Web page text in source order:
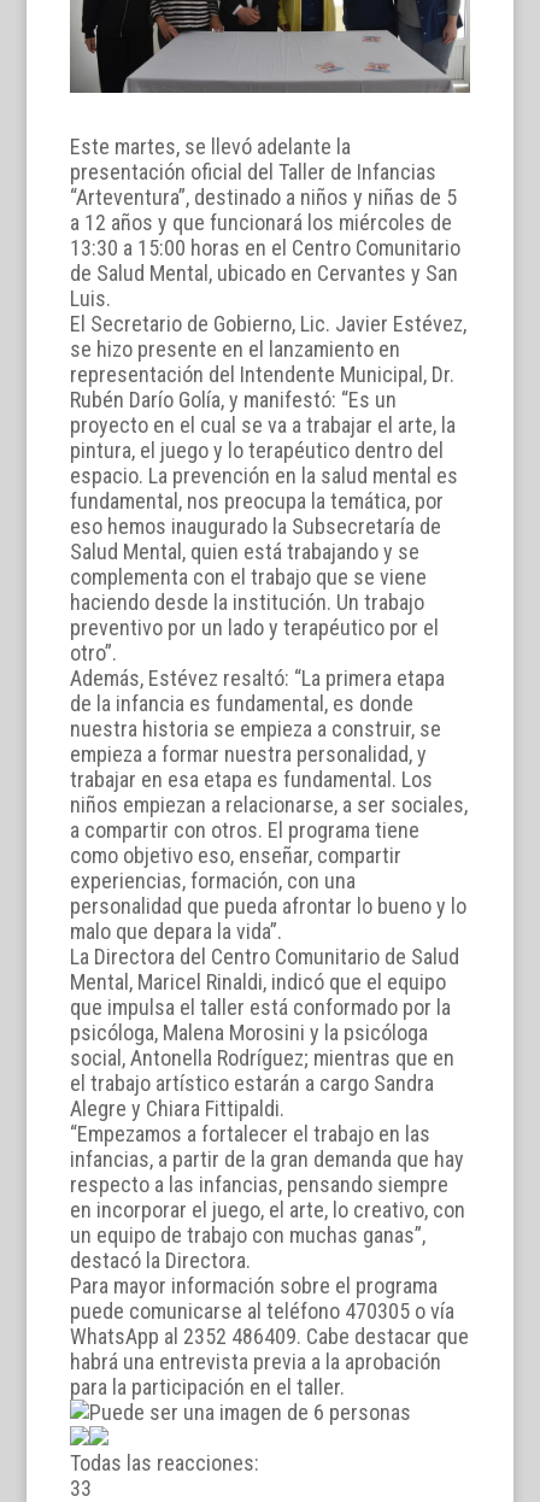
Este martes, se llevó adelante la
presentación oficial del Taller de Infancias
“Arteventura”, destinado a niños y niñas de 5
a 12 años y que funcionará los miércoles de
13:30 a 15:00 horas en el Centro Comunitario
de Salud Mental, ubicado en Cervantes y San
Luis.
El Secretario de Gobierno, Lic. Javier Estévez,
se hizo presente en el lanzamiento en
representación del Intendente Municipal, Dr.
Rubén Darío Golía, y manifestó: “Es un
proyecto en el cual se va a trabajar el arte, la
pintura, el juego y lo terapéutico dentro del
espacio. La prevención en la salud mental es
fundamental, nos preocupa la temática, por
eso hemos inaugurado la Subsecretaría de
Salud Mental, quien está trabajando y se
complementa con el trabajo que se viene
haciendo desde la institución. Un trabajo
preventivo por un lado y terapéutico por el
otro”.
Además, Estévez resaltó: “La primera etapa
de la infancia es fundamental, es donde
nuestra historia se empieza a construir, se
empieza a formar nuestra personalidad, y
trabajar en esa etapa es fundamental. Los
niños empiezan a relacionarse, a ser sociales,
a compartir con otros. El programa tiene
como objetivo eso, enseñar, compartir
experiencias, formación, con una
personalidad que pueda afrontar lo bueno y lo
malo que depara la vida”.
La Directora del Centro Comunitario de Salud
Mental, Maricel Rinaldi, indicó que el equipo
que impulsa el taller está conformado por la
psicóloga, Malena Morosini y la psicóloga
social, Antonella Rodríguez; mientras que en
el trabajo artístico estarán a cargo Sandra
Alegre y Chiara Fittipaldi.
“Empezamos a fortalecer el trabajo en las
infancias, a partir de la gran demanda que hay
respecto a las infancias, pensando siempre
en incorporar el juego, el arte, lo creativo, con
un equipo de trabajo con muchas ganas”,
destacó la Directora.
Para mayor información sobre el programa
puede comunicarse al teléfono 470305 o vía
WhatsApp al 2352 486409. Cabe destacar que
habrá una entrevista previa a la aprobación
para la participación en el taller.
Todas las reacciones:
33